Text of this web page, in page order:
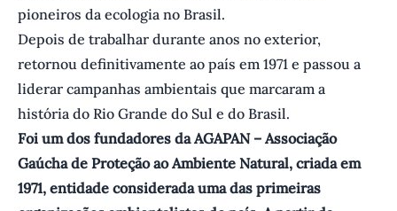
pioneiros da ecologia no Brasil.
Depois de trabalhar durante anos no exterior,
retornou definitivamente ao país em 1971 e passou a
liderar campanhas ambientais que marcaram a
história do Rio Grande do Sul e do Brasil.
Foi um dos fundadores da AGAPAN – Associação
Gaúcha de Proteção ao Ambiente Natural, criada em
1971, entidade considerada uma das primeiras